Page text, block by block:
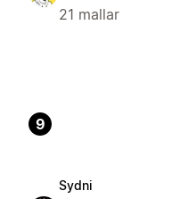
21 mallar
9
Sydni